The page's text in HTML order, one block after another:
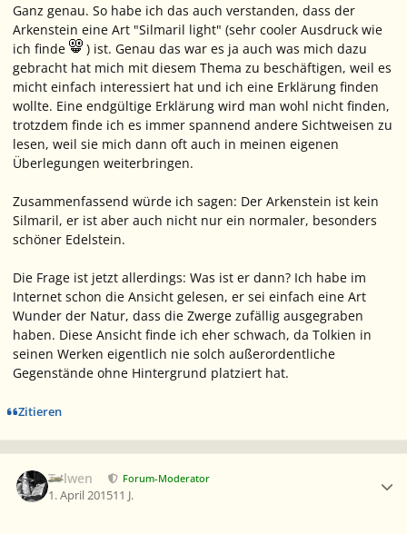
Ganz genau. So habe ich das auch verstanden, dass der
Arkenstein eine Art "Silmaril light" (sehr cooler Ausdruck wie
ich finde
) ist. Genau das war es ja auch was mich dazu
gebracht hat mich mit diesem Thema zu beschäftigen, weil es
micht einfach interessiert hat und ich eine Erklärung finden
wollte. Eine endgültige Erklärung wird man wohl nicht finden,
trotzdem finde ich es immer spannend andere Sichtweisen zu
lesen, weil sie mich dann oft auch in meinen eigenen
Überlegungen weiterbringen.
Zusammenfassend würde ich sagen: Der Arkenstein ist kein
Silmaril, er ist aber auch nicht nur ein normaler, besonders
schöner Edelstein.
Die Frage ist jetzt allerdings: Was ist er dann? Ich habe im
Internet schon die Ansicht gelesen, er sei einfach eine Art
Wunder der Natur, dass die Zwerge zufällig ausgegraben
haben. Diese Ansicht finde ich eher schwach, da Tolkien in
seinen Werken eigentlich nie solch außerordentliche
Gegenstände ohne Hintergrund platziert hat.
Zitieren
Tolwen Forum-Moderator
1. April 201511 J.